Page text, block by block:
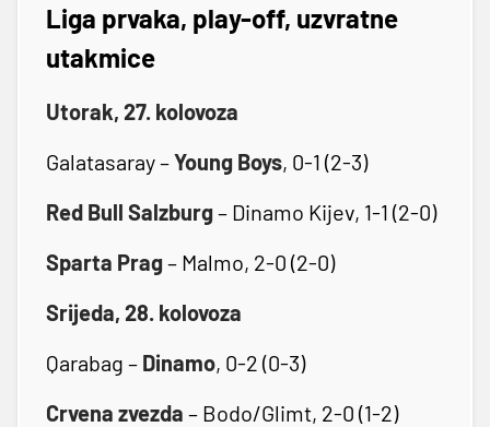
Liga prvaka, play-off, uzvratne
utakmice
Utorak, 27. kolovoza
Galatasaray –Young Boys, 0-1 (2-3)
Red Bull Salzburg– Dinamo Kijev, 1-1 (2-0)
Sparta Prag– Malmo, 2-0 (2-0)
Srijeda, 28. kolovoza
Qarabag – Dinamo, 0-2 (0-3)
Crvena zvezda – Bodo/Glimt, 2-0 (1-2)